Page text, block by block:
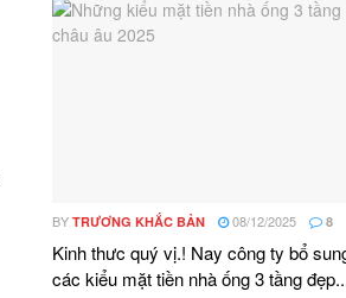
BY TRƯƠNG KHẮC BẢN 08/12/2025 8
Kinh thưc quý vị.! Nay công ty bổ
các kiểu mặt tiền nhà ống 3 tầng